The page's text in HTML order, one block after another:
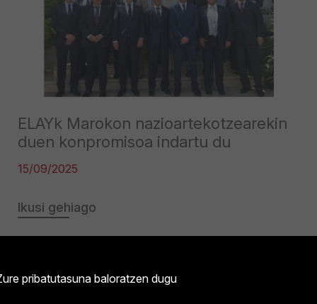
pribatutasuna baloratzen dugu
ELAYk Marokon nazioartekotzearekin
duen konpromisoa indartu du
15/09/2025
Ikusi gehiago